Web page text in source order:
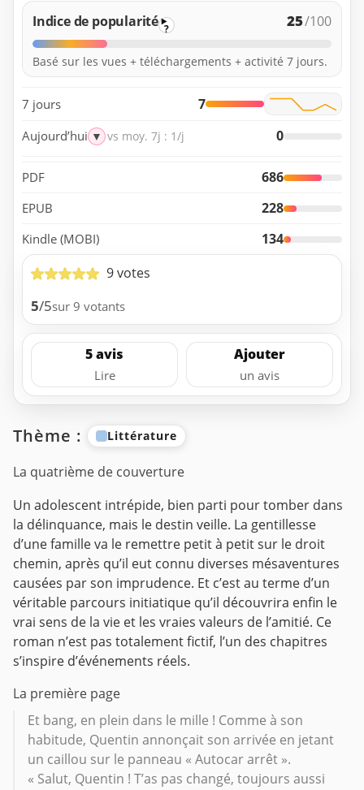
Indice de popularité ? 25/100
Basé sur les vues + téléchargements + activité 7 jours.
7 jours 7
Aujourd’hui ▼ vs moy. 7j : 1/j 0
PDF 686
EPUB 228
Kindle (MOBI)
134
9 votes
5/5sur 9 votants
5 avis
Lire
Ajouter
un avis
Thème : Littérature
La quatrième de couverture
Un adolescent intrépide, bien parti pour tomber dans
la délinquance, mais le destin veille. La gentillesse
d’une famille va le remettre petit à petit sur le droit
chemin, après qu’il eut connu diverses mésaventures
causées par son imprudence. Et c’est au terme d’un
véritable parcours initiatique qu’il découvrira enfin le
vrai sens de la vie et les vraies valeurs de l’amitié. Ce
roman n’est pas totalement fictif, l’un des chapitres
s’inspire d’événements réels.
La première page
Et bang, en plein dans le mille ! Comme à son
habitude, Quentin annonçait son arrivée en jetant
un caillou sur le panneau « Autocar arrêt ».
« Salut, Quentin ! T’as pas changé, toujours aussi